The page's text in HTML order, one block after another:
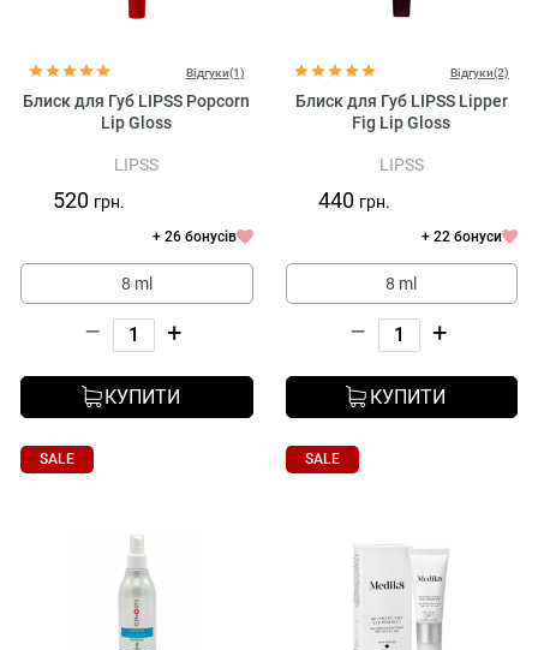
Відгуки(1)
Блиск для Губ LIPSS Popcorn
Lip Gloss
LIPSS
520 грн.
+ 26 бонусів
8 ml
– +
КУПИТИ
Відгуки(2)
Блиск для Губ LIPSS Lipper
Fig Lip Gloss
LIPSS
440 грн.
+ 22 бонуси
8 ml
– +
КУПИТИ
SALE SALE